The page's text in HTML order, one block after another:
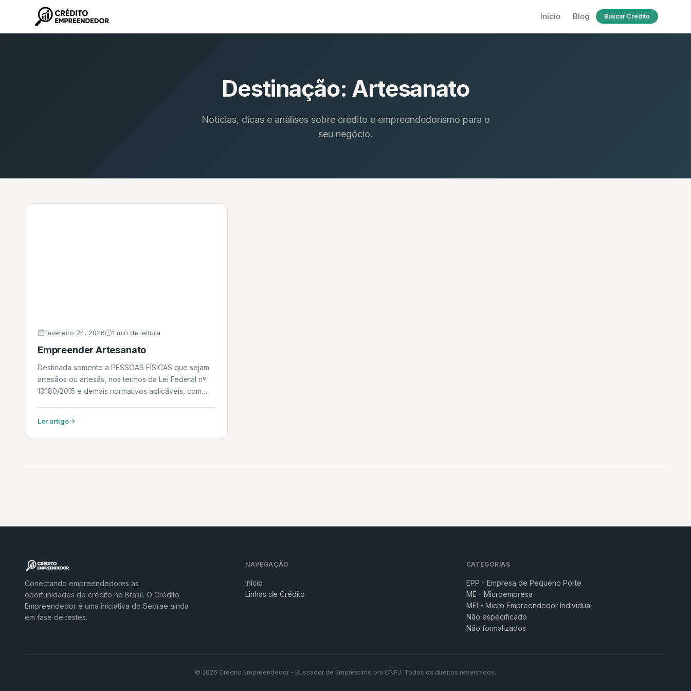
Início Blog Buscar Crédito
Destinação: Artesanato
Notícias, dicas e análises sobre crédito e empreendedorismo para o
seu negócio.
fevereiro 24, 2026 1 min de leitura
Empreender Artesanato
Destinada somente a PESSOAS FÍSICAS que sejam
artesãos ou artesãs, nos termos da Lei Federal nº
13.180/2015 e demais normativos aplicáveis, com
Ler artigo
Conectando empreendedores às
oportunidades de crédito no Brasil. O Crédito
Empreendedor é uma iniciativa do Sebrae ainda
em fase de testes.
NAVEGAÇÃO
Início
Linhas de Crédito
CATEGORIAS
EPP - Empresa de Pequeno Porte
ME - Microempresa
MEI - Micro Empreendedor Individual
Não especificado
Não formalizados
© 2026 Crédito Empreendedor - Buscador de Empréstimo pra CNPJ. Todos os direitos reservados.